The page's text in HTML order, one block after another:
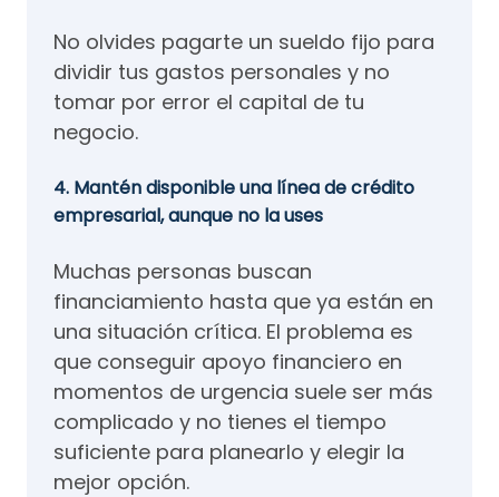
No olvides pagarte un sueldo fijo para
dividir tus gastos personales y no
tomar por error el capital de tu
negocio.
4. Mantén disponible una línea de crédito
empresarial, aunque no la uses
Muchas personas buscan
financiamiento hasta que ya están en
una situación crítica. El problema es
que conseguir apoyo financiero en
momentos de urgencia suele ser más
complicado y no tienes el tiempo
suficiente para planearlo y elegir la
mejor opción.